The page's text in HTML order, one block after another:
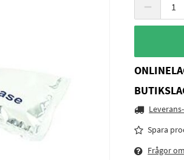
−
Spara
Frågor